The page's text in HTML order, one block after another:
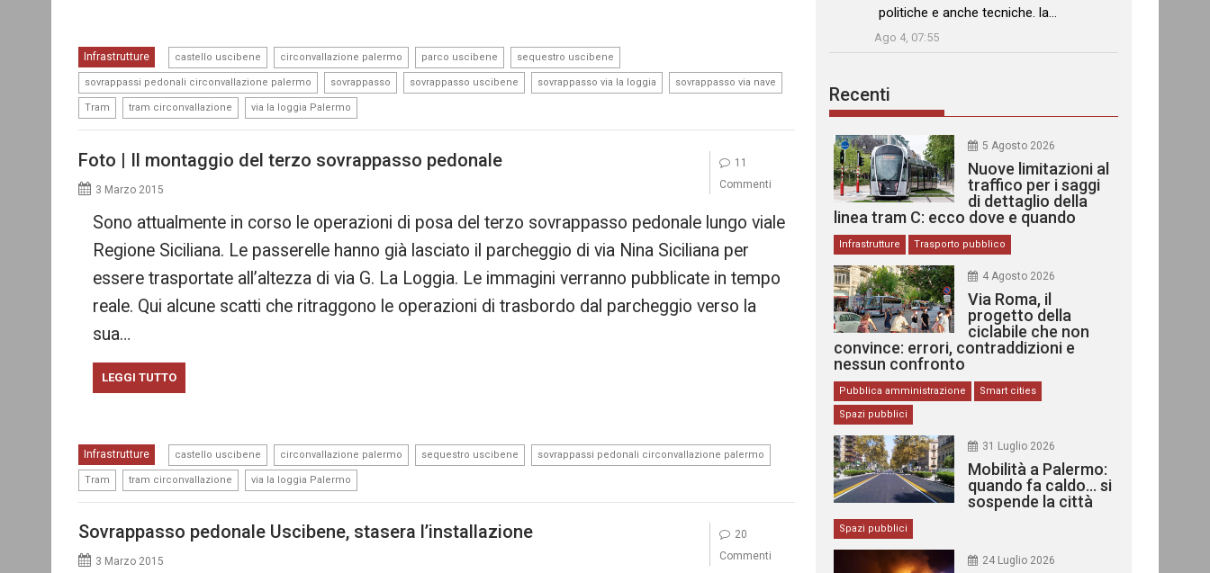
Infrastrutture castello uscibene circonvallazione palermo parco uscibene sequestro uscibene
sovrappassi pedonali circonvallazione palermo sovrappasso sovrappasso uscibene sovrappasso via la loggia sovrappasso via nave
Tram tram circonvallazione via la loggia Palermo
Foto | Il montaggio del terzo sovrappasso pedonale
3 Marzo 2015
Sono attualmente in corso le operazioni di posa del terzo sovrappasso pedonale lungo viale
Regione Siciliana. Le passerelle hanno già lasciato il parcheggio di via Nina Siciliana per
essere trasportate all’altezza di via G. La Loggia. Le immagini verranno pubblicate in tempo
reale. Qui alcune scatti che ritraggono le operazioni di trasbordo dal parcheggio verso la
sua…
LEGGI TUTTO
Infrastrutture castello uscibene circonvallazione palermo sequestro uscibene sovrappassi pedonali circonvallazione palermo
Tram tram circonvallazione via la loggia Palermo
11
Commenti
Sovrappasso pedonale Uscibene, stasera l’installazione
3 Marzo 2015
20
Commenti
politiche e anche tecniche. la…
Ago 4, 07:55
Recenti
5 Agosto 2026
Nuove limitazioni al
traffico per i saggi
di dettaglio della
linea tram C: ecco dove e quando
Infrastrutture Trasporto pubblico
4 Agosto 2026
Via Roma, il
progetto della
ciclabile che non
convince: errori, contraddizioni e
nessun confronto
Pubblica amministrazione
Smart cities
Spazi pubblici
31 Luglio 2026
Mobilità a Palermo:
quando fa caldo… si
sospende la città
Spazi pubblici
24 Luglio 2026